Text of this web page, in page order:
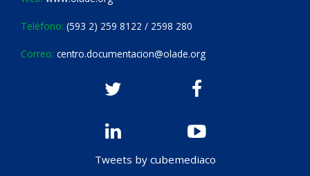
Teléfono: (593 2) 259 8122 / 2598 280
Correo: centro.documentacion@olade.org
Tweets by cubemediaco